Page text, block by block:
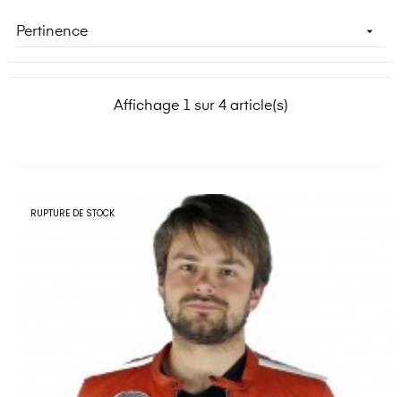
Pertinence 
Affichage 1 sur 4 article(s)
RUPTURE DE STOCK